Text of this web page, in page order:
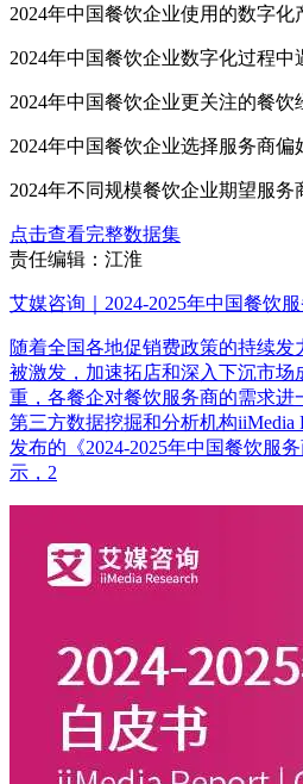
2024年中国餐饮企业使用的数字化
2024年中国餐饮企业数字化过程中
2024年中国餐饮企业更关注的餐饮
2024年中国餐饮企业选择服务商偏
2024年不同规模餐饮企业期望服务
点击查看完整数据集
责任编辑：江淮
艾媒咨询｜2024-2025年中国餐饮
随着全国各地促销费政策的持续
被激发，加速拓店和深入下沉市场
重，各餐企对餐饮服务商的需求进
第三方数据挖掘和分析机构iiMedia
发布的《2024-2025年中国餐饮服
示，2